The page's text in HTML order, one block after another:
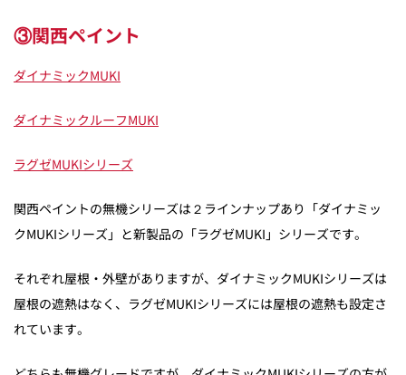
③関西ペイント
ダイナミックMUKI
ダイナミックルーフMUKI
ラグゼMUKIシリーズ
関西ペイントの無機シリーズは２ラインナップあり「ダイナミッ
クMUKIシリーズ」と新製品の「ラグゼMUKI」シリーズです。
それぞれ屋根・外壁がありますが、ダイナミックMUKIシリーズは
屋根の遮熱はなく、ラグゼMUKIシリーズには屋根の遮熱も設定さ
れています。